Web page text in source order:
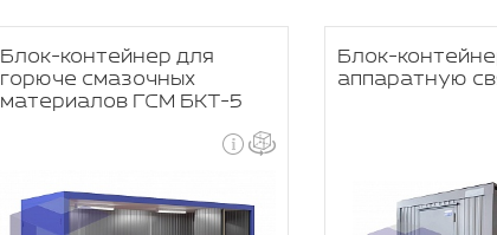
Блок-контейнер для
горюче смазочных
материалов ГСМ БКТ-5
Блок-
аппаратную